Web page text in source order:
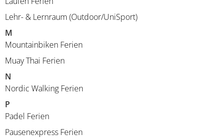
Lehr- & Lernraum (Outdoor/UniSport)
M
Mountainbiken Ferien
Muay Thai Ferien
N
Nordic Walking Ferien
P
Padel Ferien
Pausenexpress Ferien